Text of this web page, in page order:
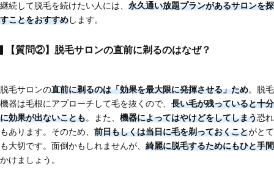
継続して脱毛を続けたい人には、 永久通い放題プランがあるサロンを探
すことをおすすめします。
【質問②】脱毛サロンの直前に剃るのはなぜ？
脱毛サロンの直前に剃るのは「効果を最大限に発揮させる」ため。脱毛
機器は毛根にアプローチして毛を抜くので、 長い毛が残っていると十分
に効果が出ないことも。また、 機器によってはやけどをしてしまう恐れ
もあります。そのため、 前日もしくは当日に毛を剃っておくことがとて
も大切です。面倒かもしれませんが、 綺麗に脱毛するためにもひと手間
かけましょう。